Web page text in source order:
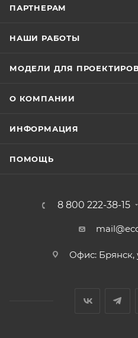
ПАРТНЕРАМ
НАШИ РАБОТЫ
МОДЕЛИ ДЛЯ
О КОМПАНИИ
ИНФОРМАЦИЯ
ПОМОЩЬ
8 800 222-38-15
Офис: Брянск,